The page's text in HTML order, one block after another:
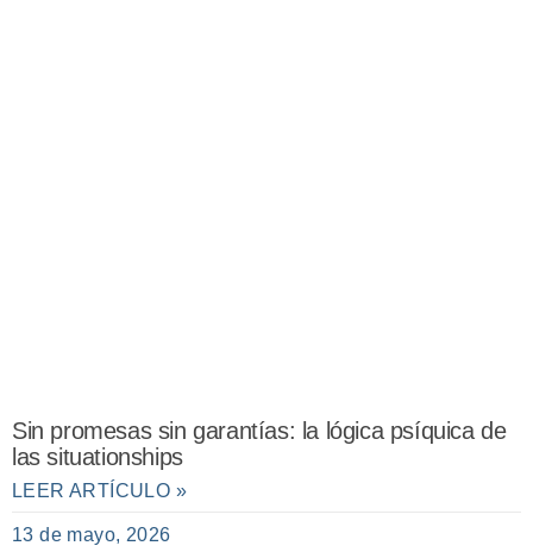
Sin promesas sin garantías: la lógica psíquica de
las situationships
LEER ARTÍCULO »
13 de mayo, 2026